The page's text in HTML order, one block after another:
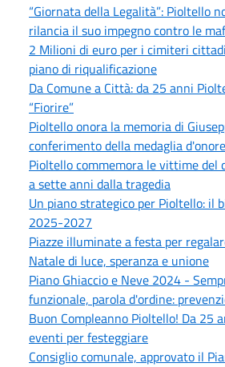
“Giornata della Legalità”: Pioltello
rilancia il suo impegno contro le
2 Milioni di euro per i cimiteri
piano di riqualificazione
Da Comune a Città: da 25 anni
“Fiorire”
Pioltello onora la memoria di
conferimento della medaglia d'onore
Pioltello commemora le vittime del
a sette anni dalla tragedia
Un piano strategico per Pioltello: il
2025-2027
Piazze illuminate a festa per
Natale di luce, speranza e unione
Piano Ghiaccio e Neve 2024 -
funzionale, parola d'ordine:
Buon Compleanno Pioltello! Da 25
eventi per festeggiare
Consiglio comunale, approvato il